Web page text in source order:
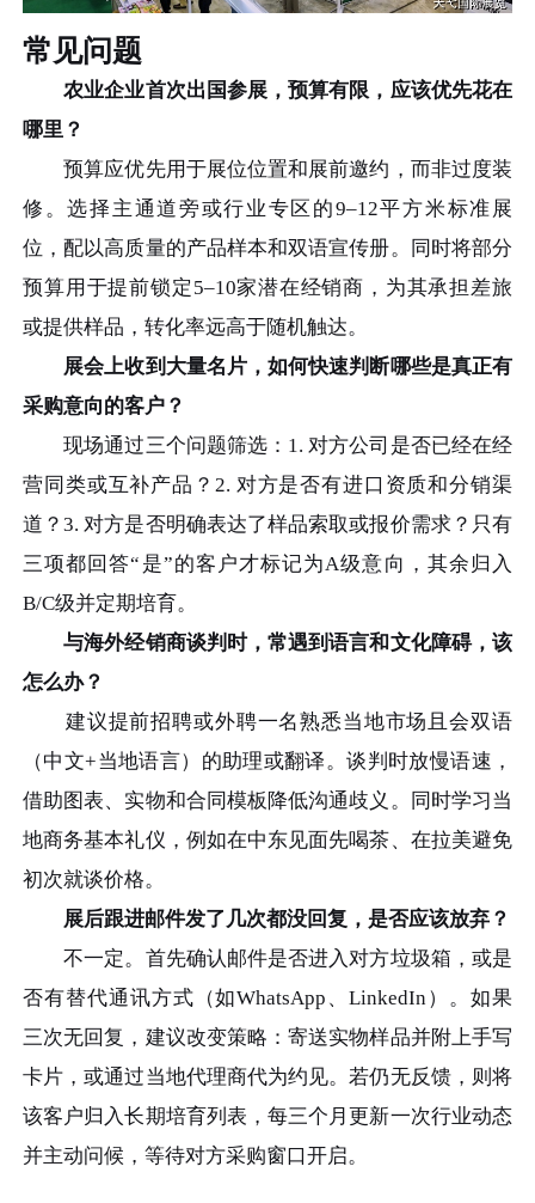
常见问题
农业企业首次出国参展，预算有限，应该优先花在
哪里？
预算应优先用于展位位置和展前邀约，而非过度装
修。选择主通道旁或行业专区的9–12平方米标准展
位，配以高质量的产品样本和双语宣传册。同时将部分
预算用于提前锁定5–10家潜在经销商，为其承担差旅
或提供样品，转化率远高于随机触达。
展会上收到大量名片，如何快速判断哪些是真正有
采购意向的客户？
现场通过三个问题筛选：1. 对方公司是否已经在经
营同类或互补产品？2. 对方是否有进口资质和分销渠
道？3. 对方是否明确表达了样品索取或报价需求？只有
三项都回答“是”的客户才标记为A级意向，其余归入
B/C级并定期培育。
与海外经销商谈判时，常遇到语言和文化障碍，该
怎么办？
建议提前招聘或外聘一名熟悉当地市场且会双语
（中文+当地语言）的助理或翻译。谈判时放慢语速，
借助图表、实物和合同模板降低沟通歧义。同时学习当
地商务基本礼仪，例如在中东见面先喝茶、在拉美避免
初次就谈价格。
展后跟进邮件发了几次都没回复，是否应该放弃？
不一定。首先确认邮件是否进入对方垃圾箱，或是
否有替代通讯方式（如WhatsApp、LinkedIn）。如果
三次无回复，建议改变策略：寄送实物样品并附上手写
卡片，或通过当地代理商代为约见。若仍无反馈，则将
该客户归入长期培育列表，每三个月更新一次行业动态
并主动问候，等待对方采购窗口开启。